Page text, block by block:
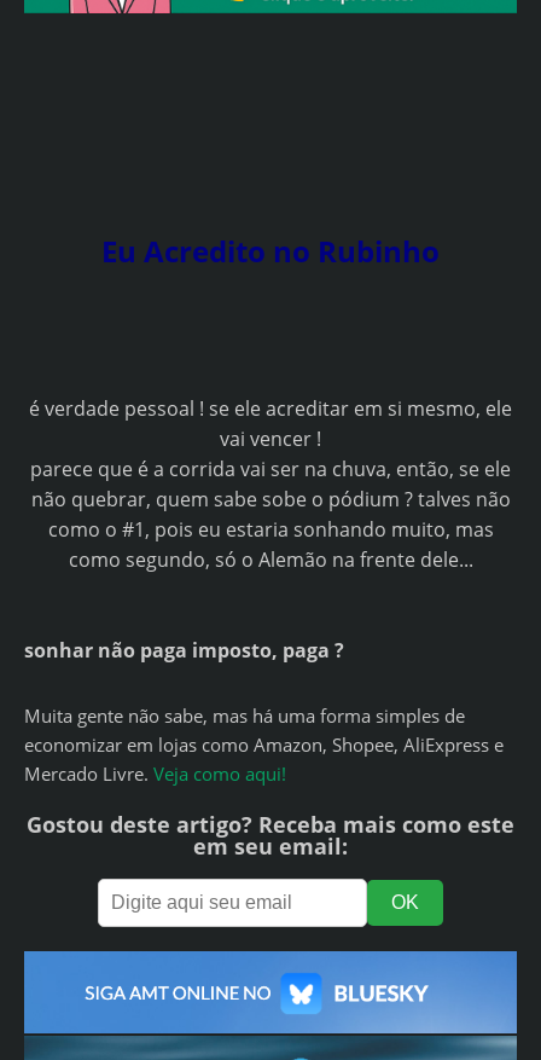
Eu Acredito no Rubinho
é verdade pessoal ! se ele acreditar em si mesmo, ele
vai vencer !
parece que é a corrida vai ser na chuva, então, se ele
não quebrar, quem sabe sobe o pódium ? talves não
como o #1, pois eu estaria sonhando muito, mas
como segundo, só o Alemão na frente dele...
sonhar não paga imposto, paga ?
Muita gente não sabe, mas há uma forma simples de
economizar em lojas como Amazon, Shopee, AliExpress e
Mercado Livre. Veja como aqui!
Gostou deste artigo? Receba mais como este
em seu email: